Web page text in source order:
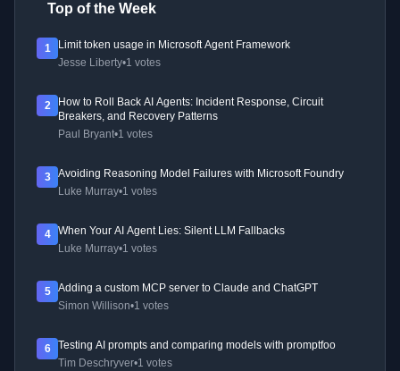
Top of the Week
1
Limit token usage in Microsoft Agent Framework
Jesse Liberty•1 votes
2
How to Roll Back AI Agents: Incident Response, Circuit
Breakers, and Recovery Patterns
Paul Bryant•1 votes
3
Avoiding Reasoning Model Failures with Microsoft Foundry
Luke Murray•1 votes
4
When Your AI Agent Lies: Silent LLM Fallbacks
Luke Murray•1 votes
5
Adding a custom MCP server to Claude and ChatGPT
Simon Willison•1 votes
6
Testing AI prompts and comparing models with promptfoo
Tim Deschryver•1 votes